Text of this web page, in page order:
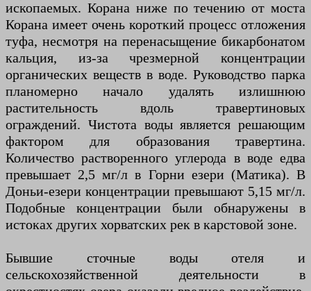
ископаемых. Корана ниже по течению от моста
Корана имеет очень короткий процесс отложения
туфа, несмотря на перенасыщение бикарбонатом
кальция, из-за чрезмерной концентрации
органических веществ в воде. Руководство парка
планомерно начало удалять излишнюю
растительность вдоль травертиновых
ограждений. Чистота воды является решающим
фактором для образования травертина.
Количество растворенного углерода в воде едва
превышает 2,5 мг/л в Горни езери (Матика). В
Доньи-езери концентрации превышают 5,15 мг/л.
Подобные концентрации были обнаружены в
истоках других хорватских рек в карстовой зоне.
Бывшие сточные воды отеля и
сельскохозяйственной деятельности в